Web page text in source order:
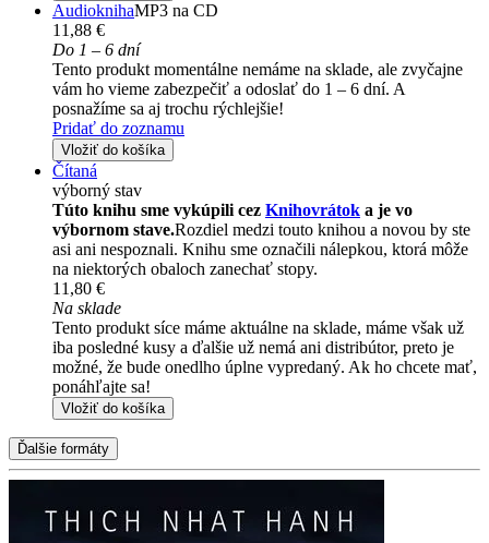
AudioknihaMP3 na CD
11,88 €
Do 1 – 6 dní
Tento produkt momentálne nemáme na sklade, ale zvyčajne
vám ho vieme zabezpečiť a odoslať do 1 – 6 dní. A
posnažíme sa aj trochu rýchlejšie!
Pridať do zoznamu
Vložiť do košíka
Čítaná
výborný stav
Túto knihu sme vykúpili cez Knihovrátok a je vo
výbornom stave.Rozdiel medzi touto knihou a novou by ste
asi ani nespoznali. Knihu sme označili nálepkou, ktorá môže
na niektorých obaloch zanechať stopy.
11,80 €
Na sklade
Tento produkt síce máme aktuálne na sklade, máme však už
iba posledné kusy a ďalšie už nemá ani distribútor, preto je
možné, že bude onedlho úplne vypredaný. Ak ho chcete mať,
ponáhľajte sa!
Vložiť do košíka
Ďalšie formáty